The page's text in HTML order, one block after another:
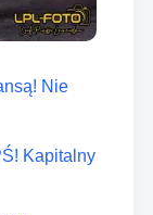
Nie
Kapitalny